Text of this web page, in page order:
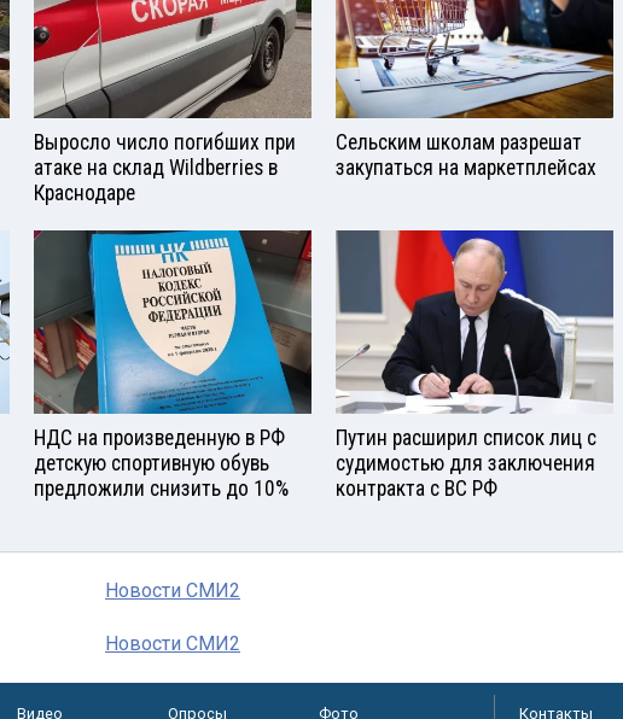
Выросло число погибших при
атаке на склад Wildberries в
Краснодаре
Сельским школам разрешат
закупаться на маркетплейсах
НДС на произведенную в РФ
детскую спортивную обувь
предложили снизить до 10%
Путин расширил список лиц с
судимостью для заключения
контракта с ВС РФ
Новости СМИ2
Новости СМИ2
Видео Опросы Фото Контакты